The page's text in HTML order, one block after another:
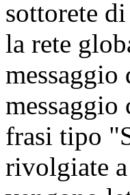
sottorete
la rete
frasi tipo
rivolgiate